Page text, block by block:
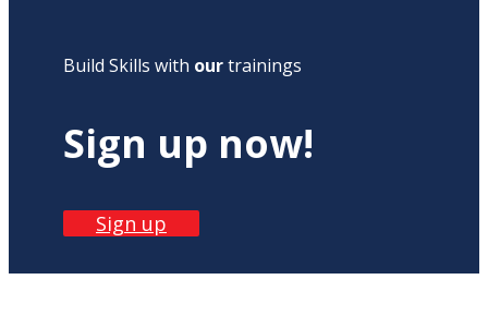
Build Skills with ourtrainings
Sign up now!
Sign up